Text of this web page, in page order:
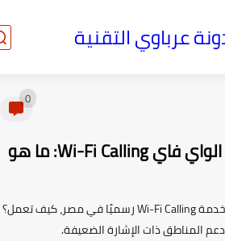
عرباوي التقنية
الاتصال الهاتفي عبر الواي فاي Wi-Fi Calling: ما هو
كل ما تريد معرفته عن تفعيل خدمة Wi-Fi Calling رسميًا في مصر، كيف تعمل؟
المناطق ذات الإشارة الضعيفة.